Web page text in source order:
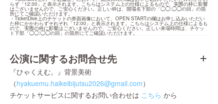
らず「12:00」と表示されます。こちらはシステム上の仕様によるもので、実際の枠に影響
はございませんので、ご安心ください。正しい枠は、開場名下部の「◯◯:◯◯の回」の箇
所にてご確認いただけます。
・TicketDive上のチケットの券面画像において、OPEN STARTの欄はお申し込みいただい
た枠にかかわらずそれぞれ「12:00」と表示されます。こちらはシステム上の仕様によるも
ので、実際の枠に影響はございませんので、ご安心ください。正しい来場時間は、チケッ
ト下部「◯◯:◯◯の回」の箇所にてご確認いただけます。
公演に関するお問合せ先
『ひゃくえむ。』背景美術
（hyakuemu.haikeibijutsu2026@gmail.com）
チケットサービスに関するお問い合わせは こちら から